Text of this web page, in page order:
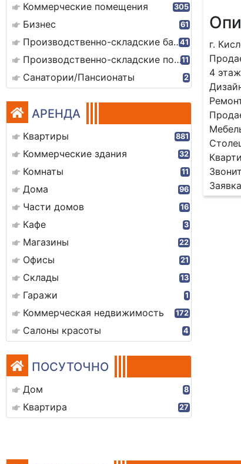
Коммерческие помещения 305
Бизнес 61
Производственно-складские базы41
Производственно-складские помещения11
Санатории/Пансионаты 2
АРЕНДА
Квартиры 881
Коммерческие здания 32
Комнаты 11
Дома 96
Части домов 16
Кафе 3
Магазины 22
Офисы 21
Склады 13
Гаражи 1
Коммерческая недвижимость 172
Салоны красоты 4
ПОСУТОЧНО
Дом 8
Квартира 27
г.
4